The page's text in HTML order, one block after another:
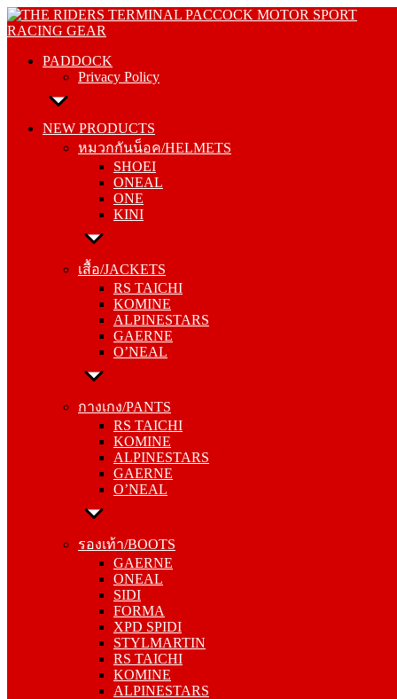
Skip
to
PADDOCK
Privacy Policy
NEW PRODUCTS
หมวกกันน็อค/HELMETS
SHOEI
ONEAL
ONE
KINI
เสื้อ/JACKETS
RS TAICHI
KOMINE
ALPINESTARS
GAERNE
O’NEAL
กางเกง/PANTS
RS TAICHI
KOMINE
ALPINESTARS
GAERNE
O’NEAL
รองเท้า/BOOTS
GAERNE
ONEAL
SIDI
FORMA
XPD SPIDI
STYLMARTIN
RS TAICHI
KOMINE
ALPINESTARS
PADDOCK
NEW PRODUCTS
SHOEI
ONEAL
ONE
KINI
เสื้อ/JACKETS
KOMINE
ALPINESTARS
GAERNE
O’NEAL
กางเกง/PANTS
KOMINE
ALPINESTARS
GAERNE
O’NEAL
รองเท้า/BOOTS
ONEAL
SIDI
FORMA
XPD SPIDI
STYLMARTIN
RS TAICHI
KOMINE
ALPINESTARS